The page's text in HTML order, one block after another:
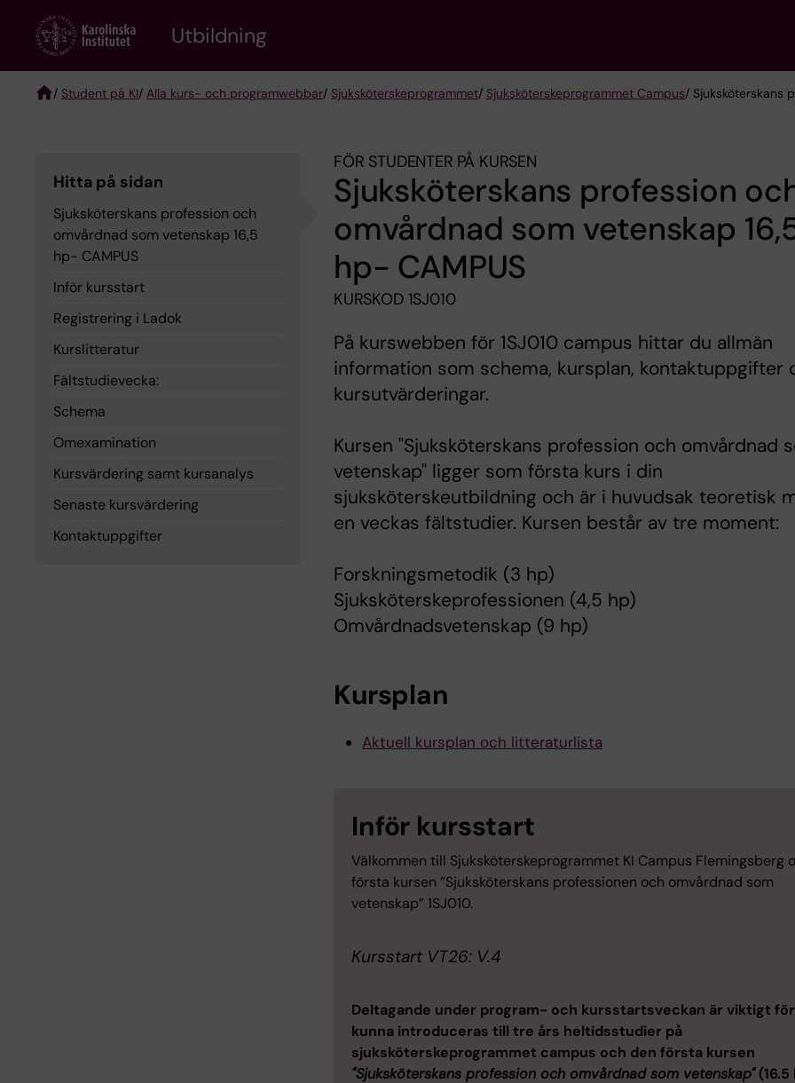
content
Utbildning
/ Student på KI/ Alla kurs- och programwebbar/ Sjuksköterske­programmet/ Sjuksköterskeprogrammet Campus/ Sjuksköterskans
Hitta på sidan
Sjuksköterskans profession och
omvårdnad som vetenskap 16,5
hp- CAMPUS
Inför kursstart
Registrering i Ladok
Kurslitteratur
Fältstudievecka:
Schema
Omexamination
Kursvärdering samt kursanalys
Senaste kursvärdering
Kontaktuppgifter
FÖR STUDENTER PÅ KURSEN
Sjuksköterskans profession
omvårdnad som vetenskap
hp- CAMPUS
KURSKOD 1SJ010
På kurswebben för 1SJ010 campus hittar du allmän
information som schema, kursplan, kontaktuppgifter
kursutvärderingar.
Kursen "Sjuksköterskans profession och omvårdnad
vetenskap" ligger som första kurs i din
sjuksköterskeutbildning och är i huvudsak teoretisk
en veckas fältstudier. Kursen består av tre moment:
Forskningsmetodik (3 hp)
Sjuksköterskeprofessionen (4,5 hp)
Omvårdnadsvetenskap (9 hp)
Kursplan
Aktuell kursplan och litteraturlista
Inför kursstart
Välkommen till Sjuksköterskeprogrammet KI Campus Flemingsberg
första kursen ”Sjuksköterskans professionen och omvårdnad som
vetenskap” 1SJ010.
Kursstart VT26: V.4
Deltagande under program- och kursstartsveckan är viktigt
kunna introduceras till tre års heltidsstudier på
sjuksköterskeprogrammet campus och den första kursen
"Sjuksköterskans profession och omvårdnad som vetenskap"(16.5